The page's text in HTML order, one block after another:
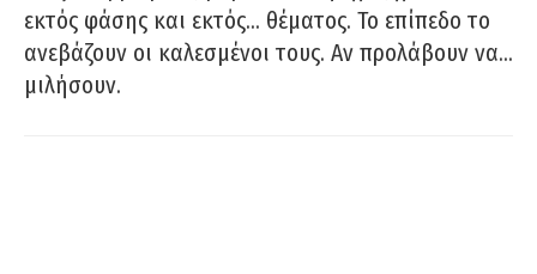
εκτός φάσης και εκτός… θέματος. Το επίπεδο το
ανεβάζουν οι καλεσμένοι τους. Αν προλάβουν να…
μιλήσουν.